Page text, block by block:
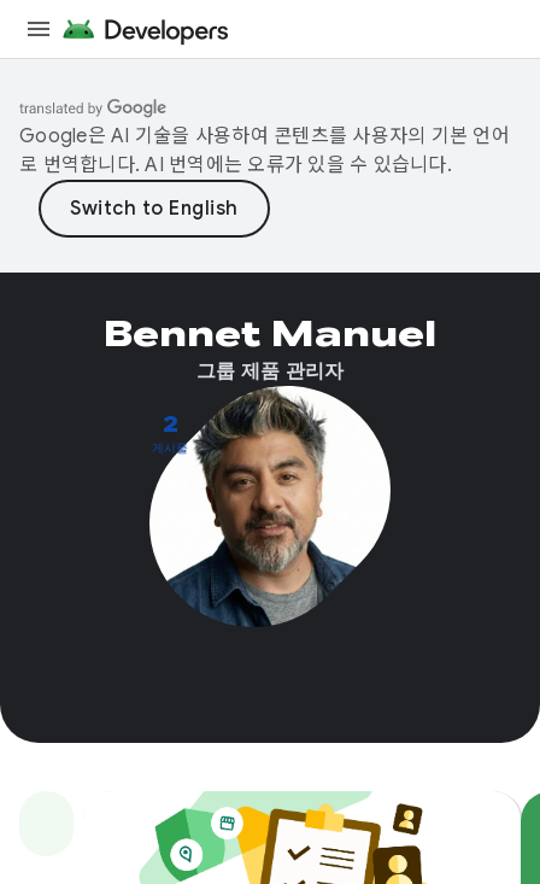
Google은 AI 기술을 사용하여 콘텐츠를 사용자의 기본 언어
로 번역합니다. AI 번역에는 오류가 있을 수 있습니다.
2
게시물
Bennet Manuel
그룹 제품 관리자